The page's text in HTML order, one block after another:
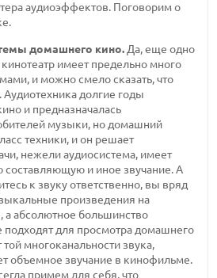
аудиоэффектов. Поговорим о
домашнего кино. Да, еще одно
имеет предельно много
и можно смело сказать, что
долгие годы
и предназначалась
музыки, но домашний
техники, и он решает
нежели аудиосистема, имеет
составляющую и иное звучание. А
к звуку ответственно, вы вряд
произведения на
а абсолютное большинство
подходят для просмотра домашнего
многоканальности звука,
объемное звучание в кинофильме.
примем для себя, что